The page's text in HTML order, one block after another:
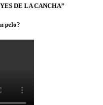
DE LA CANCHA”
pelo?